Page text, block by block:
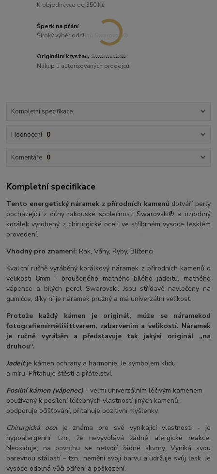
K objednávce od 350 Kč
Šperk na přání
Široký výběr odstínů Swarovski®
Originální krystaly Swarovski®
Nákup u autorizovaných prodejců
Kompletní specifikace
Hodnocení 0
Komentáře 0
Kompletní specifikace
Tento energetický náramek z přírodních kamenů dotváří perly
pocházející z dílny rakouské společnosti Swarovski® a ozdobný
korálek vyrobený z chirurgické oceli ve stříbrném vysoce lesklém
provedení.
Vhodný pro znamení: Rak, Váhy, Ryby, Blíženci
Kvalitní ručně vyráběný korálkový náramek z přírodních kamenů o
velikosti 8mm - broušeného matného bílého jadeitu, matného
vápence a bílých perel Swarovski. Jsou střídavě navlečeny na
gumičce, díky ní je náramek pružný a má univerzální velikost.
Protože každý kámen je originál, může se náramekod
fotografiemírnělišittvarem, zabarvením a velikostí. Náramek
je ručně vyráběn a představuje tak jakýsi originál „na
druhou“.
Jadeitje kámen ochrany a harmonie. Je symbolem klidu
a míru. Přitahuje štěstí a přátelství.
Fosilní kámen (vápenec) - velmi univerzálním léčivým kamenem
používaný k posílení léčebných vlastností jiných kamenů,
podporuje očišťování, přitahuje pozitivní myšlenky.
Chirurgická ocelje známa pro své vynikající vlastnosti - je
hypoalergenní, tzn., že nevyvolává žádné alergické reakce.
Neoxiduje, na povrchu se netvoří žádné skvrny. Vyniká svou
barevnou stálostí – tzn., nemění svoji barvu a udržuje svůj lesk. Je
vysoce odolná vůči odření a poškození.